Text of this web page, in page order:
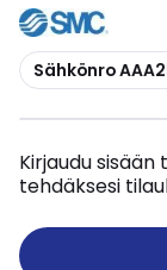
Kopioi
Sähkönro
Kirjaudu
tehdäksesi